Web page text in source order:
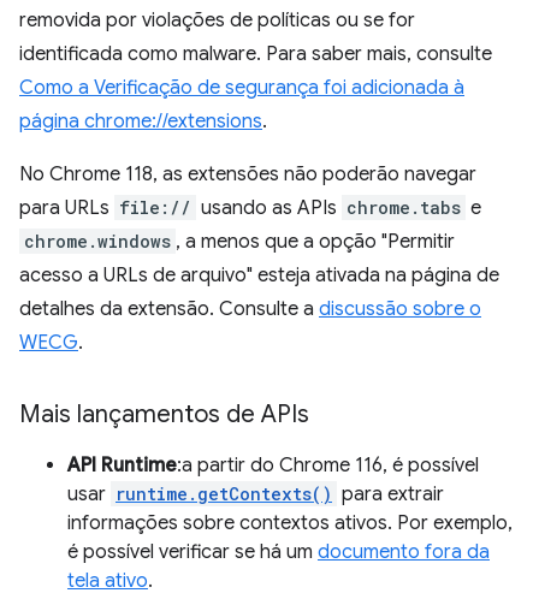
removida por violações de políticas ou se for
identificada como malware. Para saber mais, consulte
Como a Verificação de segurança foi adicionada à
página chrome://extensions.
No Chrome 118, as extensões não poderão navegar
para URLs file:// usando as APIs chrome.tabs e
chrome.windows , a menos que a opção "Permitir
acesso a URLs de arquivo" esteja ativada na página de
detalhes da extensão. Consulte a discussão sobre o
WECG.
Mais lançamentos de APIs
API Runtime:a partir do Chrome 116, é possível
usar runtime.getContexts() para extrair
informações sobre contextos ativos. Por exemplo,
é possível verificar se há um documento fora da
tela ativo.